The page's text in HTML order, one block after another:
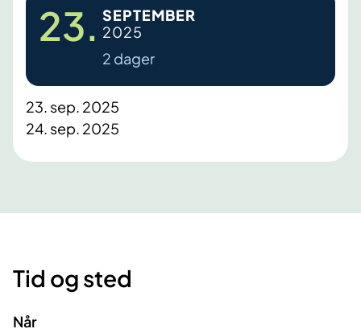
23. SEPTEMBER
2025
2 dager
23. sep. 2025
24. sep. 2025
Tid og sted
Når